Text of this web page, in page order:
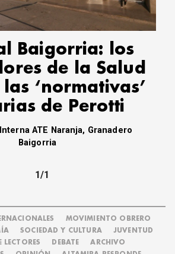
DEBATE
ARCHIVO
DECLARACIONES
OPINIÓN
RESPONDE
Obrera Revista
CONTACTO
Baigorria: los
de la Salud
‘normativas’
de Perotti
ATE Naranja, Granadero
Baigorria
1/1
MOVIMIENTO OBRERO
SOCIEDAD Y CULTURA
JUVENTUD
LECTORES
DEBATE
ARCHIVO